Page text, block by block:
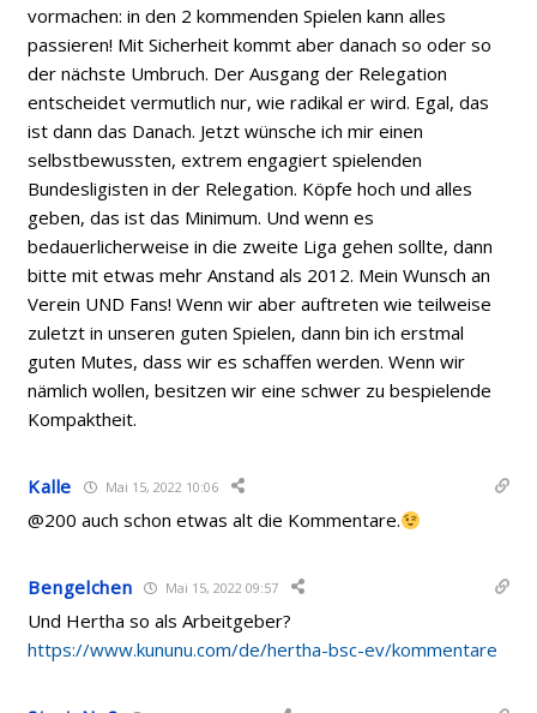
vormachen: in den 2 kommenden Spielen kann alles
passieren! Mit Sicherheit kommt aber danach so oder so
der nächste Umbruch. Der Ausgang der Relegation
entscheidet vermutlich nur, wie radikal er wird. Egal, das
ist dann das Danach. Jetzt wünsche ich mir einen
selbstbewussten, extrem engagiert spielenden
Bundesligisten in der Relegation. Köpfe hoch und alles
geben, das ist das Minimum. Und wenn es
bedauerlicherweise in die zweite Liga gehen sollte, dann
bitte mit etwas mehr Anstand als 2012. Mein Wunsch an
Verein UND Fans! Wenn wir aber auftreten wie teilweise
zuletzt in unseren guten Spielen, dann bin ich erstmal
guten Mutes, dass wir es schaffen werden. Wenn wir
nämlich wollen, besitzen wir eine schwer zu bespielende
Kompaktheit.
Kalle Mai 15, 2022 10:06
@200 auch schon etwas alt die Kommentare.
Bengelchen Mai 15, 2022 09:57
Und Hertha so als Arbeitgeber?
https://www.kununu.com/de/hertha-bsc-ev/kommentare